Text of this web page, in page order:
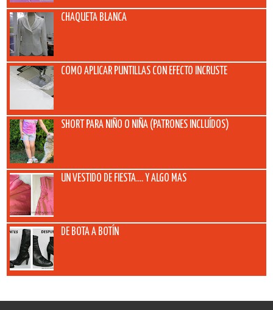
CHAQUETA BLANCA
COMO APLICAR PUNTILLAS CON EFECTO INCRUSTE
SHORT PARA NIÑO O NIÑA (PATRONES INCLUÍDOS)
UN VESTIDO DE FIESTA.... Y ALGO MAS
DE BOTA A BOTÍN